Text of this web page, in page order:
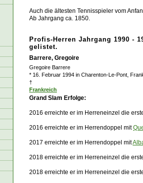
Auch die ältesten Tennisspieler vom
Ab Jahrgang ca. 1850.
Profis-Herren Jahrgang 1990 -
gelistet.
Barrere, Gregoire
Gregoire Barrere
* 16. Februar 1994 in Charenton-Le-Pont,
†
Frankreich
Grand Slam Erfolge:
2016 erreichte er im Herreneinzel die
2016 erreichte er im Herrendoppel mit
2017 erreichte er im Herrendoppel mit
2018 erreichte er im Herreneinzel die
2018 erreichte er im Herreneinzel die